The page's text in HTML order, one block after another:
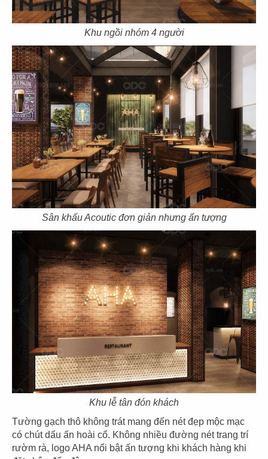
Khu ngồi nhóm 4 người
Sân khấu Acoutic đơn giản nhưng ấn tượng
Khu lễ tân đón khách
Tường gạch thô không trát mang đến nét đẹp mộc mạc
có chút dấu ấn hoài cổ. Không nhiều đường nét trang trí
rườm rà, logo AHA nổi bật ấn tượng khi khách hàng khi
CN Hikari - Bình Dương CN Vincom Đồng Khởi
23
HOÀNG TÂM
CN Vinhomes - Q. Bình Thạnh
24
HOÀNG TÂM
CN Nguyễn Cảnh Chân - Q.1
EL GAUCHO
CN Phú Mỹ Hưng
26
EL GAUCHO
CN Hikari - Bình Dương
EL GAUCHO
CN Xuân Thủy Q.2
28
EL GAUCHO
CN Vincom Long Biên
29 30